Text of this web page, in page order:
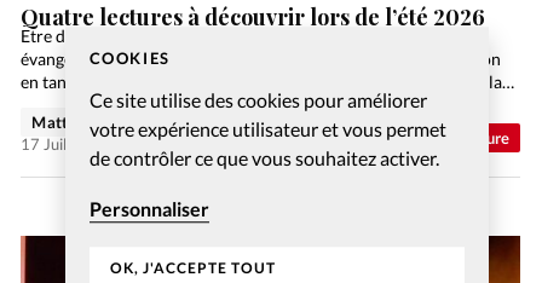
COOKIES
Ce site utilise des cookies pour améliorer
votre expérience utilisateur et vous permet
de contrôler ce que vous souhaitez activer.
Personnaliser
OK, J'ACCEPTE TOUT
Culture
Quatre lectures à découvrir lors de l’été 2026
Etre disciple du Christ a un coût inévitable. Parfois, les milieux
évangéliques ont eu tendance à mettre l’accent sur la conversion
en tant que moment précis où une personne passe de la mort à la…
Matthieu Schmidt
17 Juil 2026
Abonnés